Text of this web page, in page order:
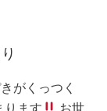
がくっつく
ります
お世